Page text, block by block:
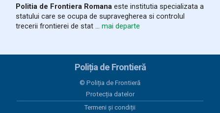
din Suedia, depistat de polițiștii de
frontieră din cadrul Gărzii de Coastă
500.000 de euro, descoperite de
polițiștii de frontieră constănțeni
24 iunie 2026
Infracţiuni la regimul circulaţiei pe
Politia de Frontiera Romana este institutia specializata a
statului care se ocupa de supravegherea si controlul
trecerii frontierei de stat ... mai departe
Poliția de Frontieră
© Poliția de Frontieră
Protecția datelor
Termeni și condiții